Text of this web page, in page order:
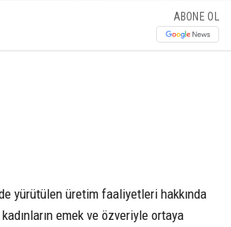
ABONE OL
yürütülen üretim faaliyetleri hakkında
emek ve özveriyle ortaya